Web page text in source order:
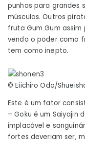
punhos para grandes
músculos. Outros
fruta Gum Gum
vendo o poder como
tem como inepto.
© Eiichiro Oda/
Este é um fator
– Goku é um Saiyajin
implacável e
fortes deveriam ser,